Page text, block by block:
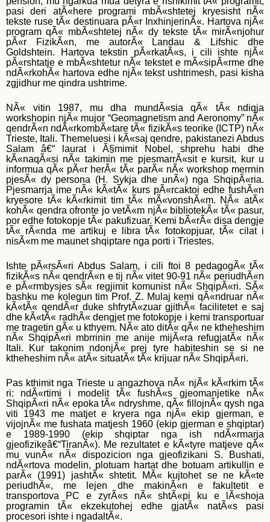
pasi deri atÃ«here programi mbÃ«shtetej kryesisht nÃ«
tekste ruse tÃ« destinuara pÃ«r InxhinjerinÃ«. Hartova njÃ«
program qÃ« mbÃ«shtetej nÃ« dy tekste tÃ« mirÃ«njohur
pÃ«r FizikÃ«n, me autorÃ« Landau & Lifshic dhe
Goldshtein. Hartova tekstin pÃ«rkatÃ«s, i cili ishte njÃ«
pÃ«rshtatje e mbÃ«shtetur nÃ« tekstet e mÃ«sipÃ«rme dhe
ndÃ«rkohÃ« hartova edhe njÃ« tekst ushtrimesh, pasi kisha
zgjidhur me qindra ushtrime.
NÃ« vitin 1987, mu dha mundÃ«sia qÃ« tÃ« ndiqja
workshopin njÃ« mujor “Geomagnetism and Aeronomy” nÃ«
qendrÃ«n ndÃ«rkombÃ«tare tÃ« fizikÃ«s teorike (ICTP) nÃ«
Trieste, Itali. Themeluesi i kÃ«saj qendre, pakistanezi Abdus
Salam â€“ laurat i Ã§mimit Nobel, shprehu habi dhe
kÃ«naqÃ«si nÃ« takimin me pjesmarrÃ«sit e kursit, kur u
informua qÃ« pÃ«r herÃ« tÃ« parÃ« nÃ« workshop merrnin
pjesÃ« dy persona (H. Sykja dhe unÃ«) nga ShqipÃ«ria.
Pjesmarrja ime nÃ« kÃ«tÃ« kurs pÃ«rcaktoi edhe fushÃ«n
kryesore tÃ« kÃ«rkimit tim tÃ« mÃ«vonshÃ«m. NÃ« atÃ«
kohÃ« qendra ofronte jo vetÃ«m njÃ« bibliotekÃ« tÃ« pasur,
por edhe fotokopje tÃ« pakufizuar. Kemi bÃ«rÃ« disa dengje
tÃ« rÃ«nda me artikuj e libra tÃ« fotokopjuar, tÃ« cilat i
nisÃ«m me maunet shqiptare nga porti i Triestes.
Ishte pÃ«rsÃ«ri Abdus Salam, i cili ftoi 8 pedagogÃ« tÃ«
fizikÃ«s nÃ« qendrÃ«n e tij nÃ« vitet 90-91 nÃ« periudhÃ«n
e pÃ«rmbysjes sÃ« regjimit komunist nÃ« ShqipÃ«ri. SÃ«
bashku me kolegun tim Prof. Z. Mulaj kemi qÃ«ndruar nÃ«
kÃ«tÃ« qendÃ«r duke shfrytÃ«zuar gjithÃ« facilitetet e saj
dhe kÃ«tÃ« radhÃ« dengjet me fotokopje i kemi transportuar
me tragetin qÃ« u kthyem. NÃ« ato ditÃ« qÃ« ne ktheheshim
nÃ« ShqipÃ«ri mbrrinin me anije mijÃ«ra refugjatÃ« nÃ«
Itali. Kur takonim ndonjÃ« prej tyre habiteshin se si ne
ktheheshim nÃ« atÃ« situatÃ« tÃ« krijuar nÃ« ShqipÃ«ri.
Pas kthimit nga Trieste u angazhova nÃ« njÃ« kÃ«rkim tÃ«
ri: ndÃ«rtimi i modelit tÃ« fushÃ«s gjeomanjetike nÃ«
ShqipÃ«ri nÃ« epoka tÃ« ndryshme, qÃ« fillojnÃ« qysh nga
viti 1943 me matjet e kryera nga njÃ« ekip gjerman, e
vijojnÃ« me fushata matjesh 1960 (ekip gjerman e shqiptar)
e 1989-1990 (ekip shqiptar nga ish ndÃ«rmarja
gjeofizikeâ€“TiranÃ«). Me rezultatet e kÃ«tyre matjeve qÃ«
mu vunÃ« nÃ« dispozicion nga gjeofizikani S. Bushati,
ndÃ«rtova modelin, plotuam hartat dhe botuam artikullin e
parÃ« (1991) jashtÃ« shtetit. MÃ« kujtohet se ne kÃ«te
periudhÃ«, me lejen dhe makinÃ«n e fakultetit e
transportova PC e zyrÃ«s nÃ« shtÃ«pi ku e lÃ«shoja
programin tÃ« ekzekutohej edhe gjatÃ« natÃ«s pasi
procesori ishte i ngadaltÃ«.